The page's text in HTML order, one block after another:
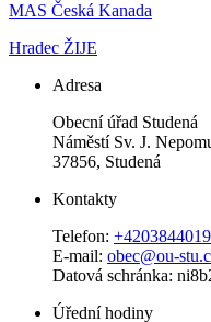
MAS Česká Kanada
Hradec ŽIJE
Adresa
Obecní úřad Studená
Náměstí Sv. J.
37856, Studená
Kontakty
Telefon:
E-mail: obec@ou-
Datová schránka:
Úřední hodiny